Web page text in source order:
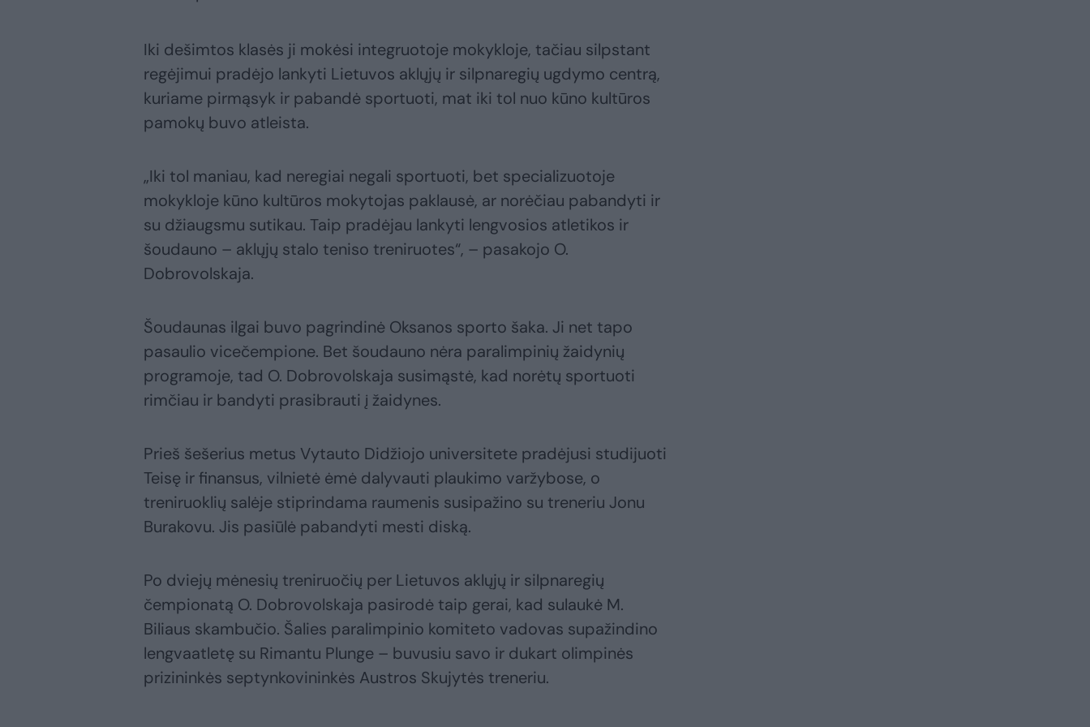
Iki dešimtos klasės ji mokėsi integruotoje mokykloje, tačiau silpstant
regėjimui pradėjo lankyti Lietuvos aklųjų ir silpnaregių ugdymo centrą,
kuriame pirmąsyk ir pabandė sportuoti, mat iki tol nuo kūno kultūros
pamokų buvo atleista.
„Iki tol maniau, kad neregiai negali sportuoti, bet specializuotoje
mokykloje kūno kultūros mokytojas paklausė, ar norėčiau pabandyti ir
su džiaugsmu sutikau. Taip pradėjau lankyti lengvosios atletikos ir
šoudauno – aklųjų stalo teniso treniruotes“, – pasakojo O.
Dobrovolskaja.
Šoudaunas ilgai buvo pagrindinė Oksanos sporto šaka. Ji net tapo
pasaulio vicečempione. Bet šoudauno nėra paralimpinių žaidynių
programoje, tad O. Dobrovolskaja susimąstė, kad norėtų sportuoti
rimčiau ir bandyti prasibrauti į žaidynes.
Prieš šešerius metus Vytauto Didžiojo universitete pradėjusi studijuoti
Teisę ir finansus, vilnietė ėmė dalyvauti plaukimo varžybose, o
treniruoklių salėje stiprindama raumenis susipažino su treneriu Jonu
Burakovu. Jis pasiūlė pabandyti mesti diską.
Po dviejų mėnesių treniruočių per Lietuvos aklųjų ir silpnaregių
čempionatą O. Dobrovolskaja pasirodė taip gerai, kad sulaukė M.
Biliaus skambučio. Šalies paralimpinio komiteto vadovas supažindino
lengvaatletę su Rimantu Plunge – buvusiu savo ir dukart olimpinės
prizininkės septynkovininkės Austros Skujytės treneriu.